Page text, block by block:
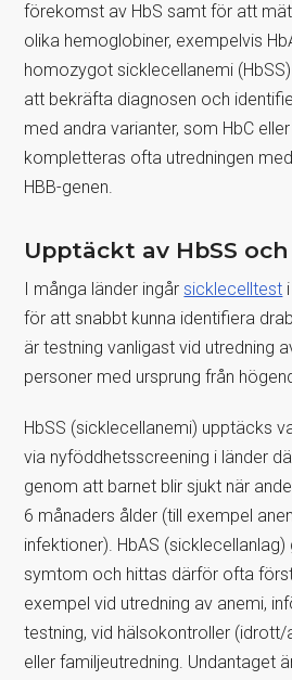
förekomst av HbS samt för att
olika hemoglobiner, exempelvis
homozygot sicklecellanemi
att bekräfta diagnosen och
med andra varianter, som HbC
kompletteras ofta utredningen
HBB-genen.
Upptäckt av HbSS och
I många länder ingårsicklecelltest
för att snabbt kunna identifiera
är testning vanligast vid utredning
personer med ursprung från
HbSS (sicklecellanemi) upptäcks
via nyföddhetsscreening i länder
genom att barnet blir sjukt när
6 månaders ålder (till exempel
infektioner). HbAS
symtom och hittas därför ofta först
exempel vid utredning av anemi,
testning, vid hälsokontroller (idrott/
eller familjeutredning. Undantaget